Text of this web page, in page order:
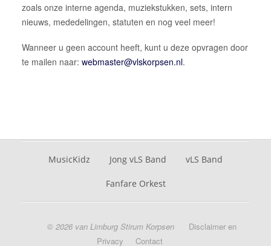
Een korps boeken
zoals onze interne agenda, muziekstukken, sets, intern
nieuws, mededelingen, statuten en nog veel meer!
Wanneer u geen account heeft, kunt u deze opvragen door
te mailen naar:
.
MusicKidz Jong vLS Band vLS Band
Fanfare Orkest
© 2026 van Limburg Stirum Korpsen
Disclaimer en
Privacy
Contact